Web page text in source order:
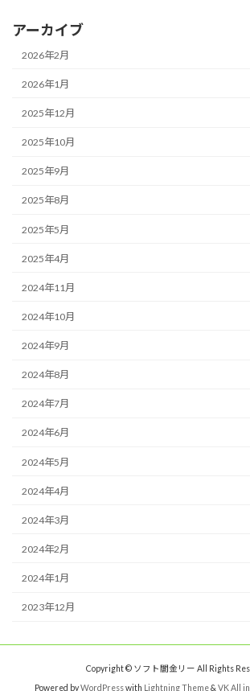
アーカイブ
2026年2月
2026年1月
2025年12月
2025年10月
2025年9月
2025年8月
2025年5月
2025年4月
2024年11月
2024年10月
2024年9月
2024年8月
2024年7月
2024年6月
2024年5月
2024年4月
2024年3月
2024年2月
2024年1月
2023年12月
Copyright © ソフト闇金リー All Rights
Powered byWordPresswith Lightning Theme& VK All